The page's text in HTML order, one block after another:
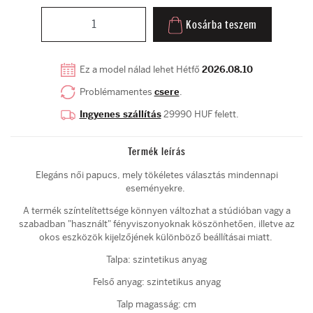
Kosárba teszem
Ez a model nálad lehet Hétfő 2026.08.10
Problémamentes csere.
Ingyenes szállítás29990 HUF felett.
Termék leírás
Elegáns női papucs, mely tökéletes választás mindennapi
eseményekre.
A termék színtelítettsége könnyen változhat a stúdióban vagy a
szabadban "használt" fényviszonyoknak köszönhetően, illetve az
okos eszközök kijelzőjének különböző beállításai miatt.
Talpa: szintetikus anyag
Felső anyag: szintetikus anyag
Talp magasság: cm